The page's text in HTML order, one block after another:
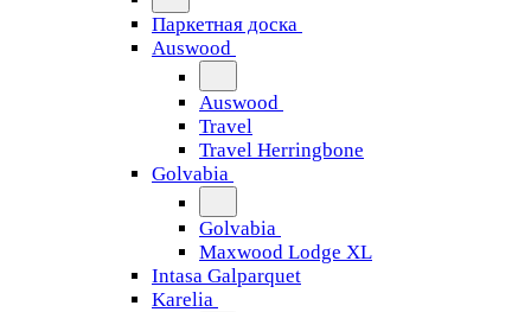
Паркетная доска
Auswood
Auswood
Travel
Travel Herringbone
Golvabia
Golvabia
Maxwood Lodge XL
Intasa Galparquet
Karelia